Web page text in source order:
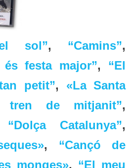
sol”, “Camins”,
festa major”, “El
petit”, «La Santa
tren de mitjanit”,
“Dolça Catalunya”,
, “Cançó de
monges», “El meu